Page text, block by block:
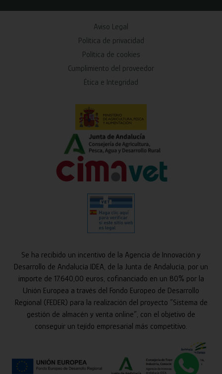
Aviso Legal
Política de privacidad
Política de cookies
Cumplimiento del proveedor
Ética e Integridad
Se ha recibido un incentivo de la Agencia de Innovación y
Desarrollo de Andalucía IDEA, de la Junta de Andalucía, por un
importe de 17.640,00 euros, cofinanciado en un 80% por la
Unión Europea a través del Fondo Europeo de Desarrollo
Regional (FEDER) para la realización del proyecto “Sistema de
gestión de almacén y venta online”, con el objetivo de
conseguir un tejido empresarial más competitivo.